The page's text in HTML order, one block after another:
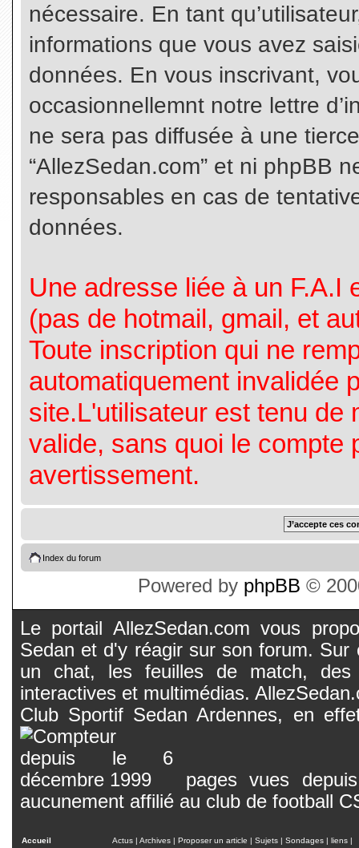
nécessaire. En tant
informations que vous avez
données. En vous inscrivant,
occasionnellemnt notre lettre
ne sera pas diffusée à une
“AllezSedan.com” et ni phpBB
responsables en cas de
données.
Une adresse liée à un F.A.I
(pas de hotmail, gmail, et
Toute inscription qui ne
automatiquement invalidée
site.L'utilisateur est tenu de
valide, sans quoi le compte
avertissement.
Index du forum
Powered by phpBB ©
Le portail AllezSedan.com vous
Sedan et d'y réagir sur son forum.
un chat, les feuilles de match, des
interactives et multimédias.
Club Sportif Sedan Ardennes, en
pages vues
aucunement affilié au club de football
Accueil Actus | Archives | Proposer un article | Sujets | Sondages | liens |